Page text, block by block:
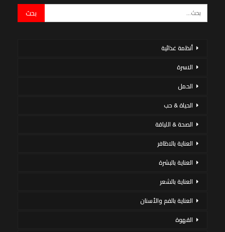
أنظمة غذائية
الاسرة
الحمل
الحياة & حب
الصحة & اللياقة
العناية بالاظافر
العناية بالبشرة
العناية بالشعر
العناية بالفم والأسنان
القهوة